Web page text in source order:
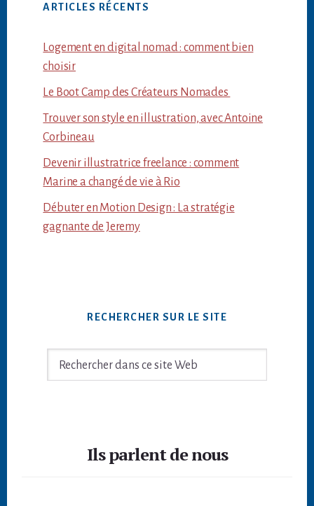
ARTICLES RÉCENTS
Logement en digital nomad : comment bien
choisir
Le Boot Camp des Créateurs Nomades
Trouver son style en illustration, avec Antoine
Corbineau
Devenir illustratrice freelance : comment
Marine a changé de vie à Rio
Débuter en Motion Design : La stratégie
gagnante de Jeremy
RECHERCHER SUR LE SITE
Rechercher
Ils parlent de nous